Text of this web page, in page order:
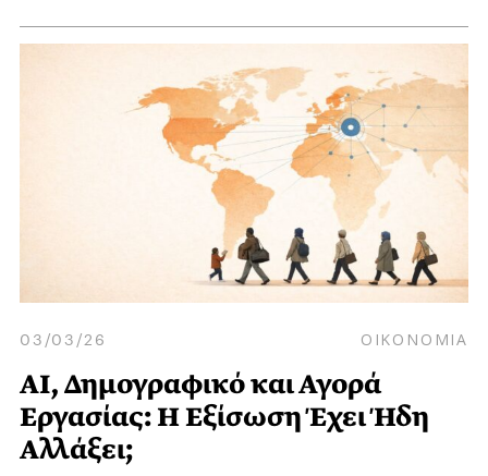
03/03/26 ΟΙΚΟΝΟΜΙΑ
AI, Δημογραφικό και Αγορά
Εργασίας: Η Εξίσωση Έχει Ήδη
Αλλάξει;